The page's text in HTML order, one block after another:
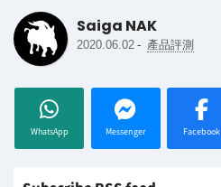
Saiga NAK
2020.06.02 - 產品評測
WhatsApp Messenger Facebook